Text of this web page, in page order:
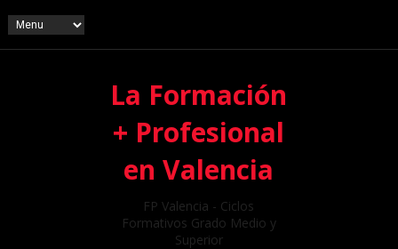
La Formación
+ Profesional
en Valencia
FP Valencia - Ciclos
Formativos Grado Medio y
Superior